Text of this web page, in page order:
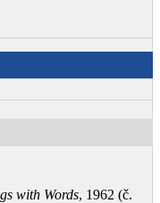
with Words, 1962 (č.